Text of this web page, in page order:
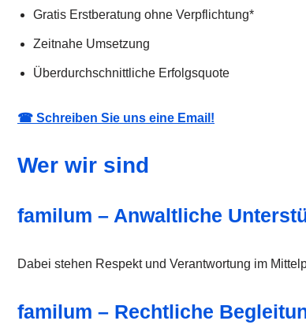
Gratis Erstberatung ohne Verpflichtung*
Zeitnahe Umsetzung
Überdurchschnittliche Erfolgsquote
☎ Schreiben Sie uns eine Email!
Wer wir sind
familum – Anwaltliche
Dabei stehen Respekt und Verantwortung im
familum – Rechtliche